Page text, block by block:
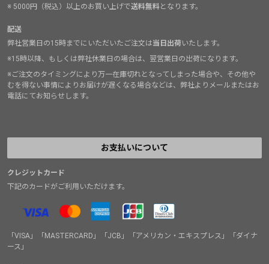
※ 5000円（税込）以上のお買い上げで送料無料となります。
配送
弊社営業日の15時までにいただいたご注文は当日出荷いたします。
※15時以降、もしくは弊社休業日の場合は、翌営業日の出荷になります。
※ご注文のタイミングにより万一在庫切れとなってしまった場合や、その他や
むを得ない事情によりお届けが遅くなる場合などは、弊社よりメールまたはお
電話にてお知らせします。
お支払いについて
クレジットカード
下記のカードがご利用いただけます。
「VISA」「MASTERCARD」「JCB」「アメリカン・エキスプレス」「ダイナ
ース」